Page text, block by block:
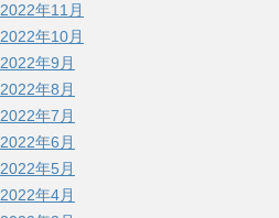
2022年11月
2022年10月
2022年9月
2022年8月
2022年7月
2022年6月
2022年5月
2022年4月